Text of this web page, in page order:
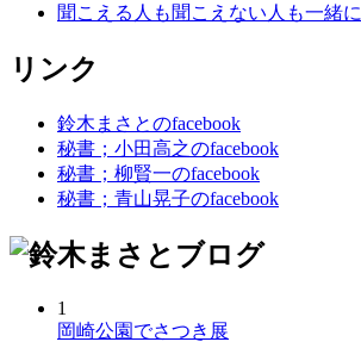
聞こえる人も聞こえない人も一緒に
リンク
鈴木まさとのfacebook
秘書；小田高之のfacebook
秘書；柳賢一のfacebook
秘書；青山晃子のfacebook
1
岡崎公園でさつき展